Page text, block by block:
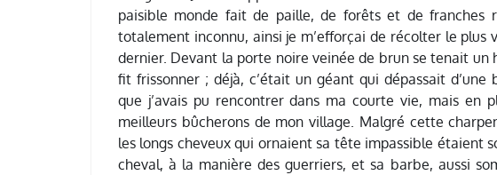
paisible monde fait de paille, de forêts et de franches
totalement inconnu, ainsi je m’efforçai de récolter le plus
dernier. Devant la porte noire veinée de brun se tenait
fit frissonner ; déjà, c’était un géant qui dépassait
que j’avais pu rencontrer dans ma courte vie, mais en
meilleurs bûcherons de mon village. Malgré cette
les longs cheveux qui ornaient sa tête impassible étaient
cheval, à la manière des guerriers, et sa barbe, aussi